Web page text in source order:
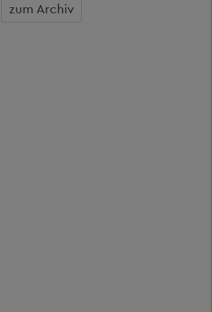
zum Archiv